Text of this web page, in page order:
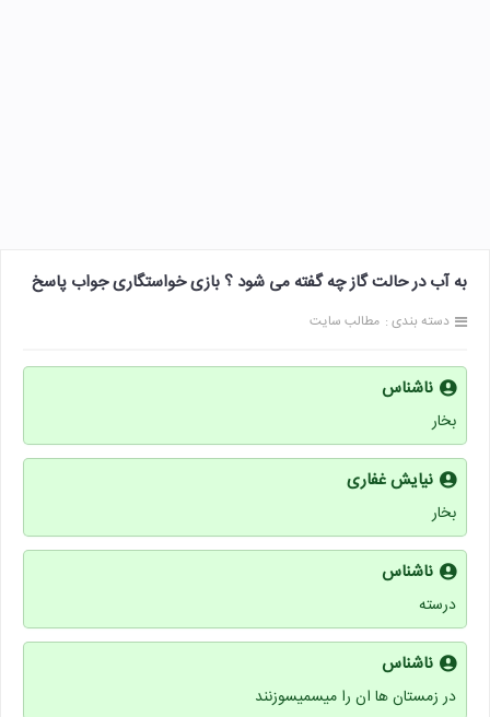
به آب در حالت گاز چه گفته می شود ؟ بازی خواستگاری جواب پاسخ
دسته بندی : مطالب سایت
ناشناس
بخار
نیایش غفاری
بخار
ناشناس
درسته
ناشناس
در زمستان ها ان را میسمیسوزنند